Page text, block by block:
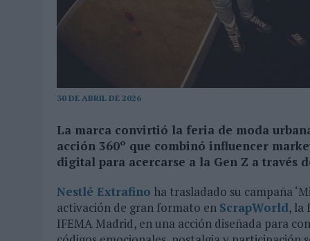
30 DE ABRIL DE 2026
La marca convirtió la feria de moda
acción 360º que combinó influencer
digital para acercarse a la Gen Z a través
Nestlé Extrafino ha trasladado su campaña
activación de gran formato en ScrapWorld, la
IFEMA Madrid, en una acción diseñada para